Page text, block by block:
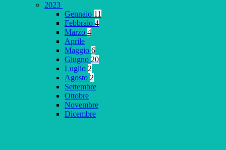
2023
Gennaio 11
Febbraio 4
Marzo 4
Aprile
Maggio 6
Giugno 20
Luglio 2
Agosto 2
Settembre
Ottobre
Novembre
Dicembre